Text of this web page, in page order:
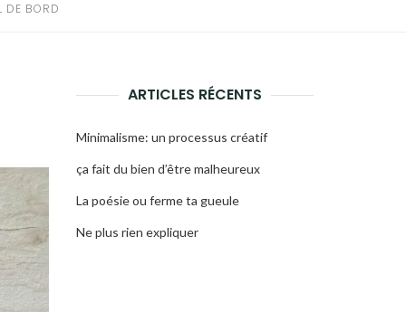
DE BORD
ARTICLES RÉCENTS
Minimalisme: un processus créatif
ça fait du bien d’être malheureux
La poésie ou ferme ta gueule
Ne plus rien expliquer